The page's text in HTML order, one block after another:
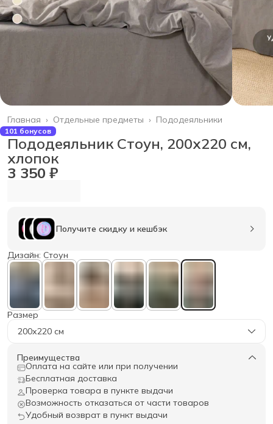
Пододеяльники
Отдельные предметы ›
Главная ›
101 бонусов
Пододеяльник Стоун, 200х220 см,
хлопок
3 350 ₽
Получите скидку и кешбэк
Дизайн: Стоун
Размер
200х220 см
Преимущества
Оплата на сайте или при получении
Бесплатная доставка
Проверка товара в пункте выдачи
Возможность отказаться от части товаров
Удобный возврат в пункт выдачи